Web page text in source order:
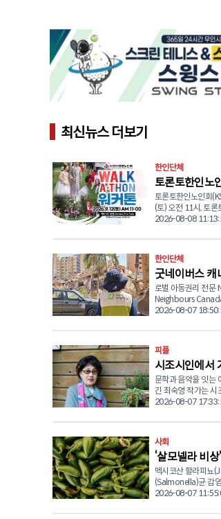
최신뉴스 더보기
한인단체
토론토한인노
함께하는 따뜻
토론토한인노인회
(토) 오전 11시, 토론
(Christie Pits Park)
론토한인노인회는
적인 정착과 삶의 질
한 복지사업과 문화 프로
를 맞는 워커톤은
이 함께 건강을 증진
표적인 자선행사로 자리매김
움과 신체적 어려움
을 실천하는 의미 있
르신들의 실생활에
에 사용될 예정이다. 주요 지원 사업으로는 스마트폰 활용
교육을 통한 디지털
어회화 교육, 댄스와
등 전통문화 활동,
된다. 토론토한인노인회 김인석 회장은 "워커톤은 단순한
미 있는 행사"라며 "
한 방식으로 많은 관
원은 이트렌스퍼(e-
다. 이트렌스퍼의
보내면 되며, 수표
Toronto 앞으로 발
2026-08-08
한인단체
굿네이버스 캐
해 지역 긴급
로벌 아동권리 전문
Neighbours
베네수엘라 현장에
이 107곳의 임시 대
외에도 심리사회적
교육을 자원봉사자들과 함
유엔 인도주의업무
회의에 참석해 국제
중이다. 또한 나이과타(Naiguatá) 및 성 프란시스코 데 아
시스(St. Francisco
을 위해 지진 긴급
상 식량 및 음용수:
가구에 비상식량과
Kits): 세정제, 소독
임시 대피소 키트 및
트, 모기장 및 기본 생활 필수품
면 이번 대지진으로
2026-08-07
피플
시조시인에서
영 작가의 끝나
문학과 음악을 잇는
긴 최숙영 작가는
진 예술 인생을 통해
으로 등단하면서 시
작에 전념해온 그는
위해 2013년 새로운
운 선율을 만나 노래
작사사협회와 한국
시 활동을 시작했다. 그 결과 지금까지 가곡 20곡(합창곡 6
곡 포함), 동요 137
요라는 새로운 장르
2026-08-07
사회
‘살모넬라 비
나다, 아직은
멕시코산 할라피뇨
(Salmonella)균 감
국에 비상이 걸렸다. 미국 식품의약국(FDA)은 지난 5일(수)
균 감염 환자가 발생
2026-08-07